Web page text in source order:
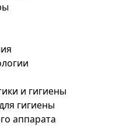
и гигиены
гигиены
аппарата